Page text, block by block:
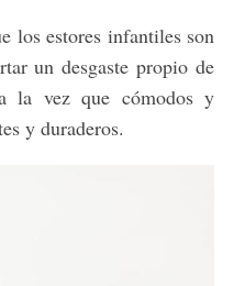
los estores infantiles son
un desgaste propio de
la vez que cómodos y
y duraderos.